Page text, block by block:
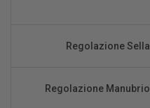
Regolazione Sella
Regolazione Manubrio